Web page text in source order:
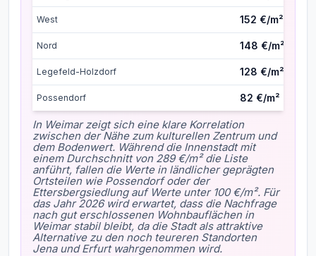
West 152 €/m²
Nord 148 €/m²
Legefeld-Holzdorf 128 €/m²
Possendorf 82 €/m²
In Weimar zeigt sich eine klare Korrelation
zwischen der Nähe zum kulturellen Zentrum und
dem Bodenwert. Während die Innenstadt mit
einem Durchschnitt von 289 €/m² die Liste
anführt, fallen die Werte in ländlicher geprägten
Ortsteilen wie Possendorf oder der
Ettersbergsiedlung auf Werte unter 100 €/m². Für
das Jahr 2026 wird erwartet, dass die Nachfrage
nach gut erschlossenen Wohnbauflächen in
Weimar stabil bleibt, da die Stadt als attraktive
Alternative zu den noch teureren Standorten
Jena und Erfurt wahrgenommen wird.